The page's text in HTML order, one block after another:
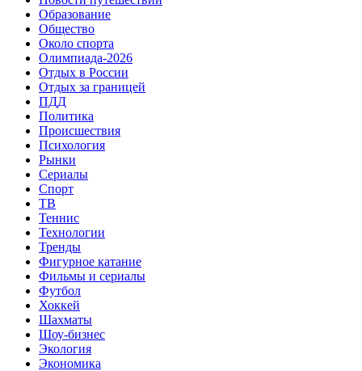
Образование
Общество
Около спорта
Олимпиада-2026
Отдых в России
Отдых за границей
ПДД
Политика
Происшествия
Психология
Рынки
Сериалы
Спорт
ТВ
Теннис
Технологии
Тренды
Фигурное катание
Фильмы и сериалы
Футбол
Хоккей
Шахматы
Шоу-бизнес
Экология
Экономика